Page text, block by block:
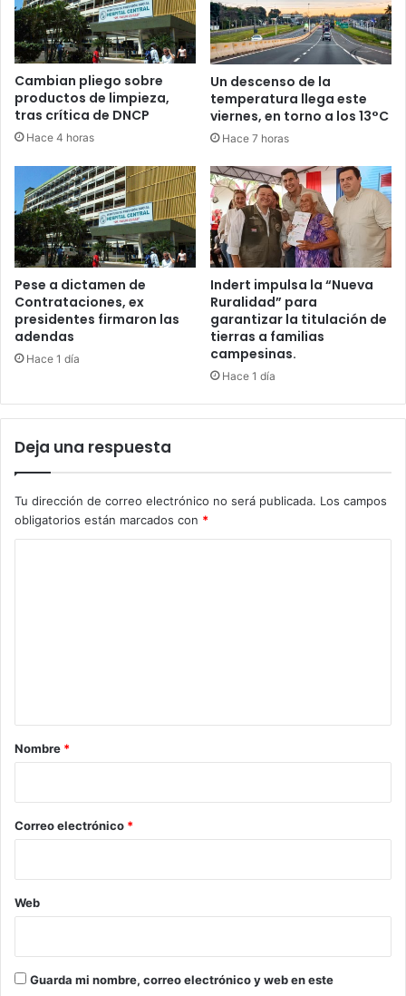
Cambian pliego sobre
productos de limpieza,
tras crítica de DNCP
Hace 4 horas
Un descenso de la
temperatura llega este
viernes, en torno a los 13°C
Hace 7 horas
Pese a dictamen de
Contrataciones, ex
presidentes firmaron las
adendas
Hace 1 día
Indert impulsa la “Nueva
Ruralidad” para
garantizar la titulación de
tierras a familias
campesinas.
Hace 1 día
Deja una respuesta
Tu dirección de correo electrónico no será publicada. Los campos
obligatorios están marcados con *
r
*
Nombre *
Correo electrónico *
Web
Guarda mi nombre, correo electrónico y web en este